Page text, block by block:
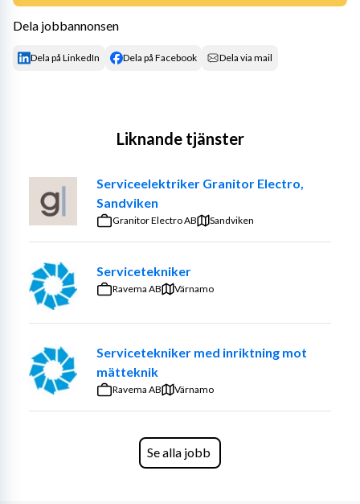
Dela jobbannonsen
Dela på LinkedIn Dela på Facebook Dela via mail
Liknande tjänster
Serviceelektriker Granitor Electro,
Sandviken
Granitor Electro AB Sandviken
Servicetekniker
Ravema AB Värnamo
Servicetekniker med inriktning mot
mätteknik
Ravema AB Värnamo
Se alla jobb